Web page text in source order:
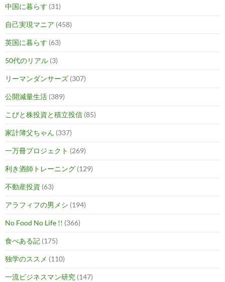
中国に暮らす (31)
自己実現マニア (458)
英国に暮らす (63)
50代のリアル (3)
リーマンダンサーズ (307)
公開減量生活 (389)
こびと株投資と積立投信 (85)
家計簿父ちゃん (337)
一万冊プロジェクト (269)
利き酒師トレーニング (129)
不動産投資 (63)
アラフィフの男メシ (194)
No Food No Life !! (366)
食べある記 (175)
独学のススメ (110)
一流ビジネスマン研究 (147)